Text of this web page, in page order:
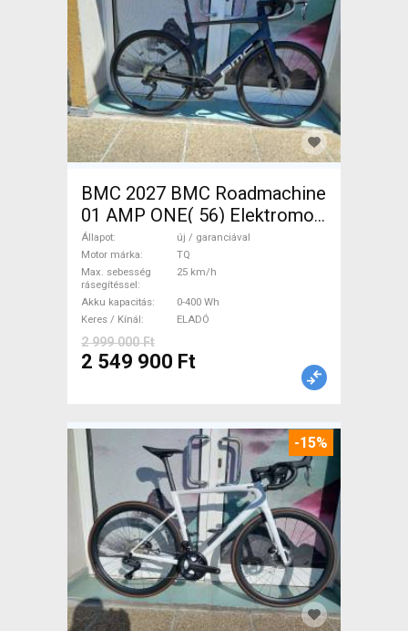
BMC 2027 BMC Roadmachine
01 AMP ONE( 56) Elektromos
Országúti / Gravel TQ új /
garanciával ELADÓ
Állapot
új / garanciával
Motor márka
TQ
Max. sebesség
rásegítéssel
25 km/h
Akku kapacitás
0-400 Wh
Keres / Kínál
ELADÓ
2 999 000 Ft
2 549 900 Ft
-15%